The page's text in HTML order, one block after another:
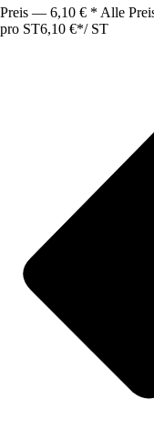
Preis — 6,10 € * Alle
pro ST6,10 €*/ ST